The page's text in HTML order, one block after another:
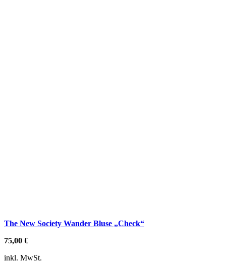
The New Society Wander Bluse „Check“
75,00 €
inkl. MwSt.